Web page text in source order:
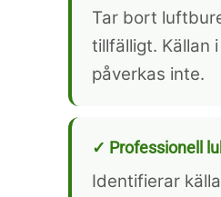
Tar bort
tillfälligt. Källan
påverkas inte.
✓ Professionell
Identifierar